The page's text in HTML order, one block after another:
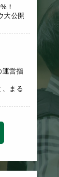
！
大公開
運営指
、まる